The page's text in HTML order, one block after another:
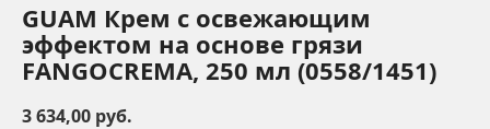
GUAM Крем с освежающим
эффектом на основе грязи
FANGOCREMA, 250 мл (0558/1451)
3 634,00 руб.